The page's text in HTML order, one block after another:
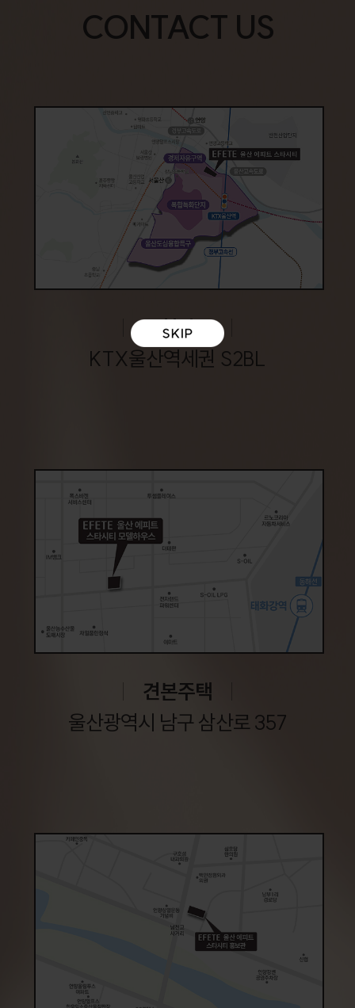
CONTACT US
현장
KTX울산역세권 S2BL
견본주택
울산광역시 남구 삼산로 357